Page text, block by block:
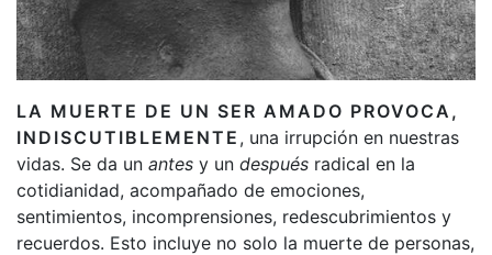
LA MUERTE DE UN SER AMADO PROVOCA,
INDISCUTIBLEMENTE , una irrupción en nuestras
vidas. Se da un antes y un después radical en la
cotidianidad, acompañado de emociones,
sentimientos, incomprensiones, redescubrimientos y
recuerdos. Esto incluye no solo la muerte de personas,